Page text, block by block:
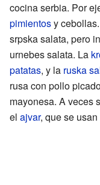
cocina serbia. Por
pimientosy
srpska salata, pero
urnebes salata. La
patatas, y la ruska
rusa con pollo
mayonesa. A veces
el ajvar, que se